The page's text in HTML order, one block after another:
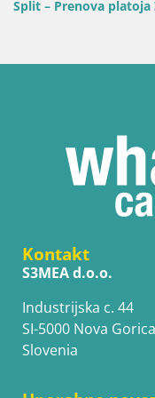
Split – Prenova platoja
Kontakt
S3MEA d.o.o.
Industrijska c. 44
SI-5000 Nova Gorica
Slovenia